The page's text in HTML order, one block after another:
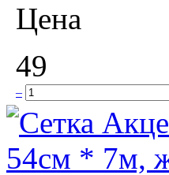
Цена
49
–